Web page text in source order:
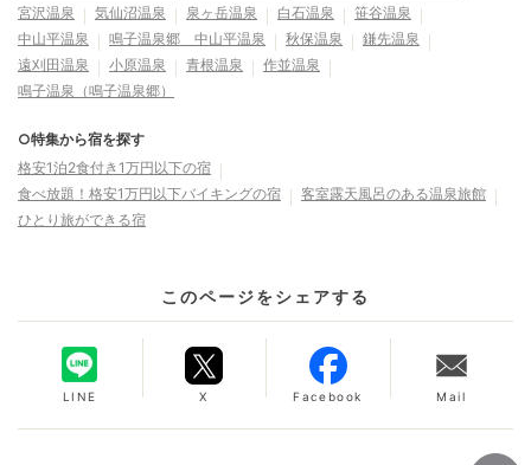
宮沢温泉
気仙沼温泉 泉ヶ岳温泉 白石温泉
笹谷温泉
中山平温泉
鳴子温泉郷 中山平温泉 秋保温泉
鎌先温泉
遠刈田温泉
小原温泉 青根温泉
作並温泉
鳴子温泉（鳴子温泉郷）
○特集から宿を探す
格安1泊2食付き1万円以下の宿
食べ放題！格安1万円以下バイキングの宿
客室露天風呂のある温泉旅館
ひとり旅ができる宿
このページをシェアする
LINE X Facebook Mail